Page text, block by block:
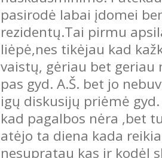
pasirodė labai įdomei
rezidentų.Tai pirmu
liėpė,nes tikėjau kad
vaistų, gėriau bet geriau
pas gyd. A.Š. bet jo
igų diskusijų priėmė
kad pagalbos nėra ,bet
atėjo ta diena kada
nesupratau kas ir kodėl